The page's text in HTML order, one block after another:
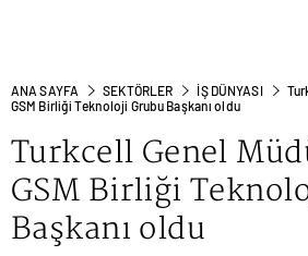
ANA SAYFA SEKTÖRLER İŞ DÜNYASI
GSM Birliği Teknoloji Grubu Başkanı oldu
Turkcell Genel
GSM Birliği
Başkanı oldu